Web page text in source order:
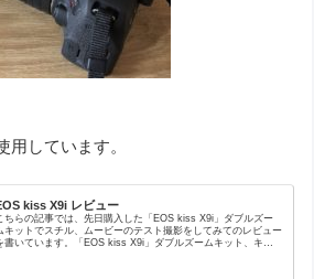
用しています。
kiss X9i レビュー
ちらの記事では、先日購入した「EOS kiss X9i」ダブルズー
キットでスチル、ムービーのテスト撮影をしてみてのレビュー
書いています。「EOS kiss X9i」ダブルズームキット、キッ